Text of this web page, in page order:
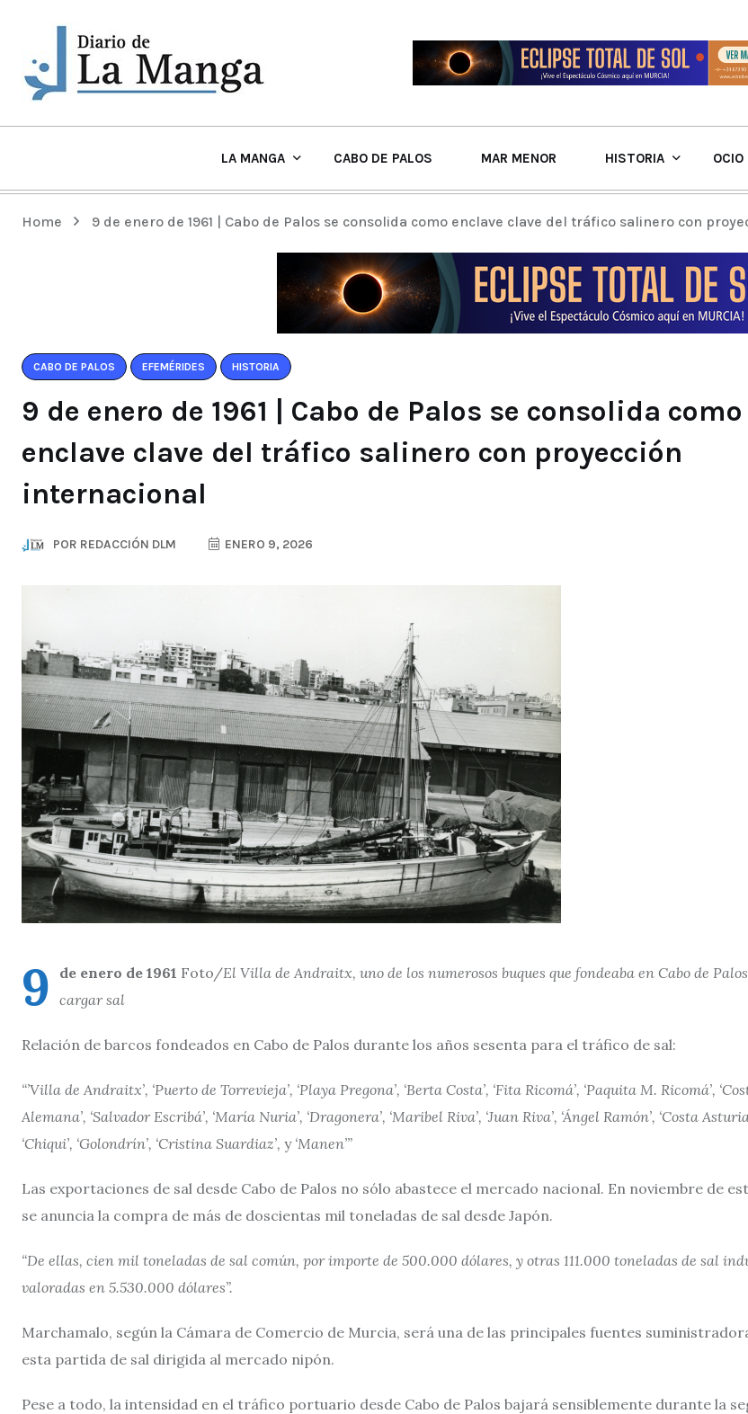
LA MANGA CABO DE PALOS MAR MENOR HISTORIA OCIO
Home 9 de enero de 1961 | Cabo de Palos se consolida como enclave clave del tráfico salinero con
CABO DE PALOS EFEMÉRIDES HISTORIA
9 de enero de 1961 | Cabo de Palos se consolida como
enclave clave del tráfico salinero con proyección
internacional
POR REDACCIÓN DLM ENERO 9, 2026
9 de enero de 1961 Foto/El Villa de Andraitx, uno de los numerosos buques que fondeaba en Cabo de
cargar sal
Relación de barcos fondeados en Cabo de Palos durante los años sesenta para el tráfico de sal:
“’Villa de Andraitx’, ‘Puerto de Torrevieja’, ‘Playa Pregona’, ‘Berta Costa’, ‘Fita Ricomá’, ‘Paquita M. Ricomá’,
Alemana’, ‘Salvador Escribá’, ‘María Nuria’, ‘Dragonera’, ‘Maribel Riva’, ‘Juan Riva’, ‘Ángel Ramón’, ‘Costa
‘Chiqui’, ‘Golondrín’, ‘Cristina Suardiaz’, y ‘Manen’”
Las exportaciones de sal desde Cabo de Palos no sólo abastece el mercado nacional. En noviembre de
se anuncia la compra de más de doscientas mil toneladas de sal desde Japón.
“De ellas, cien mil toneladas de sal común, por importe de 500.000 dólares, y otras 111.000 toneladas de sal
valoradas en 5.530.000 dólares”.
Marchamalo, según la Cámara de Comercio de Murcia, será una de las principales fuentes
esta partida de sal dirigida al mercado nipón.
Pese a todo, la intensidad en el tráfico portuario desde Cabo de Palos bajará sensiblemente durante la